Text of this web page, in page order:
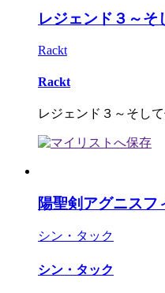
レジェンド３～そ
Rackt
Rackt
レジェンド３～そし
陽聖剣アグニスフ
シン・タック
シン・タック